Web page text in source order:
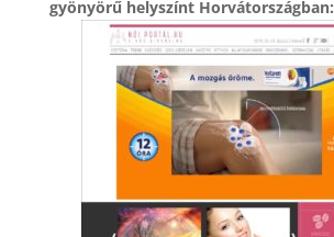
gyönyörű helyszínt Horvátországban: